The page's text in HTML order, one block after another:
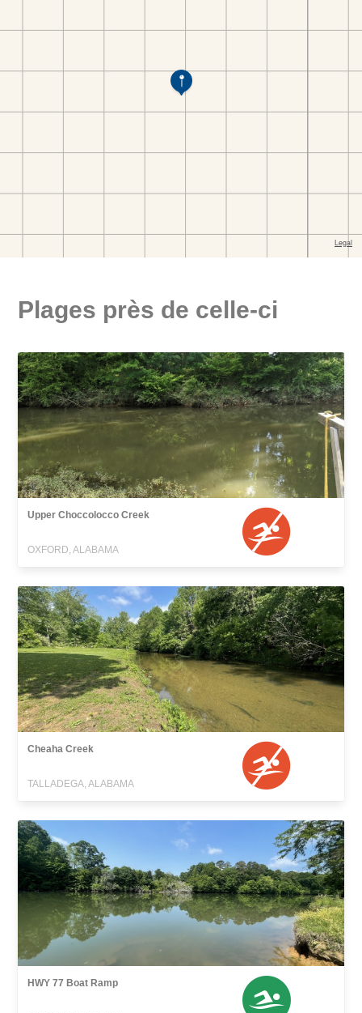
Plages près de celle-ci
Upper Choccolocco Creek
OXFORD, ALABAMA
Cheaha Creek
TALLADEGA, ALABAMA
HWY 77 Boat Ramp